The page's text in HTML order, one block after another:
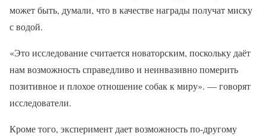
может быть, думали, что в качестве награды получат миску
с водой.
«Это исследование считается новаторским, поскольку даёт
нам возможность справедливо и неинвазивно померить
позитивное и плохое отношение собак к миру». — говорят
исследователи.
Кроме того, эксперимент дает возможность по-другому